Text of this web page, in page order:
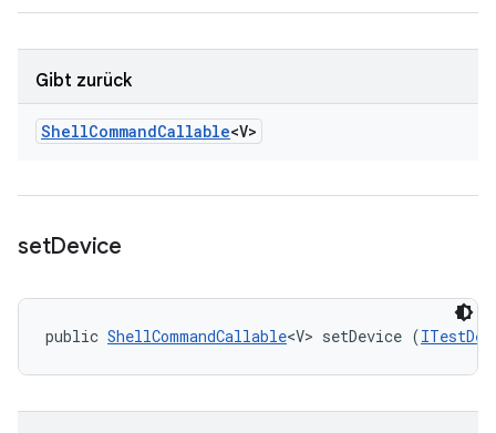
Gibt zurück
ShellCommandCallable<V>
setDevice
public ShellCommandCallable<V> setDevice (